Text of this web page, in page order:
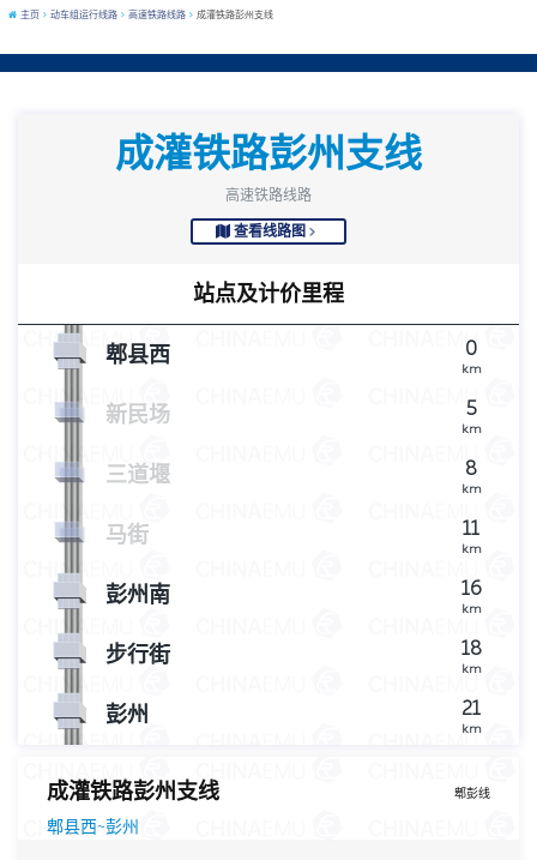
主页 动车组运行线路 高速铁路线路 成灌铁路彭州支线
成灌铁路彭州支线
高速铁路线路
查看线路图
站点及计价里程
0
km
郫县西
5
km
新民场
8
km
三道堰
11
km
马街
16
km
彭州南
18
km
步行街
21
km
彭州
郫彭线
成灌铁路彭州支线
郫县西~彭州